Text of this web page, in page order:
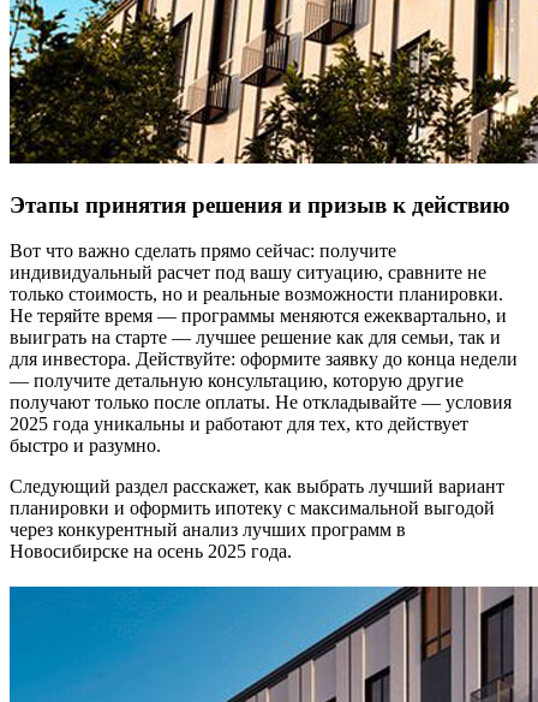
Этапы принятия решения и призыв к действию
Вот что важно сделать прямо сейчас: получите
индивидуальный расчет под вашу ситуацию, сравните не
только стоимость, но и реальные возможности планировки.
Не теряйте время — программы меняются ежеквартально, и
выиграть на старте — лучшее решение как для семьи, так и
для инвестора. Действуйте: оформите заявку до конца недели
— получите детальную консультацию, которую другие
получают только после оплаты. Не откладывайте — условия
2025 года уникальны и работают для тех, кто действует
быстро и разумно.
Следующий раздел расскажет, как выбрать лучший вариант
планировки и оформить ипотеку с максимальной выгодой
через конкурентный анализ лучших программ в
Новосибирске на осень 2025 года.